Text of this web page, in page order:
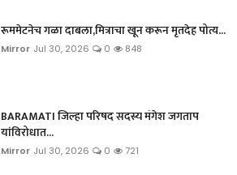
रूममेटनेच गळा दाबला,मित्राचा खून करून मृतदेह पोत्य...
Mirror Jul 30, 2026 0 848
BARAMATI जिल्हा परिषद सदस्य मंगेश जगताप
यांविरोधात...
Mirror Jul 30, 2026 0 721